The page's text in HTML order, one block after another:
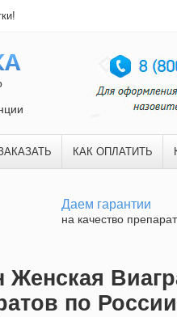
КАК ОПЛАТИТЬ
Даем гарантии
на качество
Женская
по России